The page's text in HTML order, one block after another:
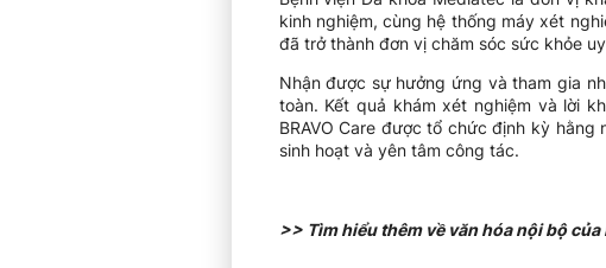
kinh nghiệm, cùng hệ thống máy xét
đã trở thành đơn vị chăm sóc sức khỏe
Nhận được sự hưởng ứng và tham gia
toàn. Kết quả khám xét nghiệm và lời
BRAVO Care được tổ chức định kỳ
sinh hoạt và yên tâm công tác.
>> Tìm hiểu thêm về văn hóa nội bộ của